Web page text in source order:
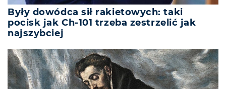
Były dowódca sił rakietowych: taki
pocisk jak Ch-101 trzeba zestrzelić jak
najszybciej